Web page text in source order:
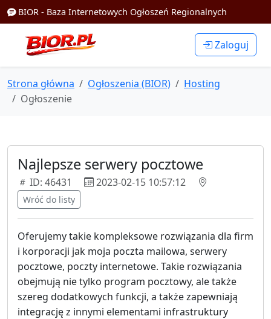
BIOR - Baza Internetowych Ogłoszeń Regionalnych
Zaloguj
Strona główna Ogłoszenia (BIOR)
Hosting
Ogłoszenie
Najlepsze serwery pocztowe
ID: 46431 2023-02-15 10:57:12
Wróć do listy
Oferujemy takie kompleksowe rozwiązania dla firm
i korporacji jak moja poczta mailowa, serwery
pocztowe, poczty internetowe. Takie rozwiązania
obejmują nie tylko program pocztowy, ale także
szereg dodatkowych funkcji, a także zapewniają
integrację z innymi elementami infrastruktury